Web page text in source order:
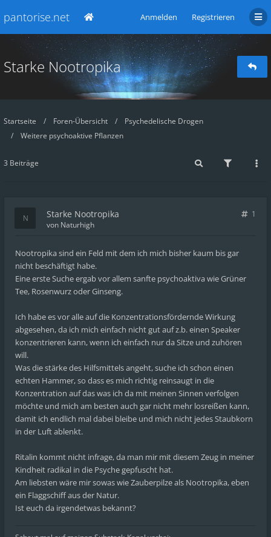
pantorise.net Anmelden Registrieren
Starke Nootropika
Startseite Foren-Übersicht
Psychedelische Drogen
Weitere psychoaktive Pflanzen
3 Beiträge
Starke Nootropika
1
von Naturhigh
Nootropika sind ein Feld mit dem ich mich bisher kaum bis gar
nicht beschäftigt habe.
Eine erste Suche ergab vor allem sanfte psychoaktiva wie Grüner
Tee, Rosenwurz oder Ginseng.
Ich habe es vor alle auf die Konzentrationsfördernde Wirkung
abgesehen, da ich mich einfach nicht gut auf z.b. einen Speaker
konzentrieren kann, wenn ich einfach nur da Sitze und zuhören
will.
Was die stärke des Hilfsmittels angeht, suche ich schon einen
echten Hammer, so dass es mich richtig reinsaugt in die
Konzentration auf das was ich da mit meinen Sinnen verfolgen
möchte und mich am besten auch gar nicht mehr losreißen kann,
damit ich endlich mal dabei bleibe und mich nicht jedes Staubkorn
in der Luft ablenkt.
Ritalin kommt nicht infrage, da man mir mit diesem Zeug in meiner
Kindheit radikal in die Psyche gepfuscht hat.
Am liebsten wäre mir sowas wie Zauberpilze als Nootropika, eben
ein Flaggschiff aus der Natur.
Ist euch da irgendetwas bekannt?